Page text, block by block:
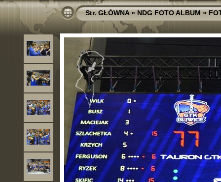
Str. GŁÓWNA»NDG FOTO ALBUM»